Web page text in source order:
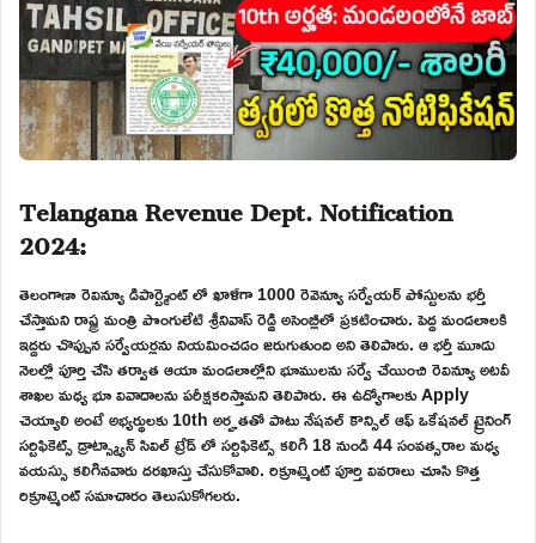
Telangana Revenue Dept. Notification
2024:
తెలంగాణా రెవిన్యూ డిపార్ట్మెంట్ లో ఖాళీగా 1000 రెవెన్యూ సర్వేయర్ పోస్టులను భర్తీ
చేస్తామని రాష్ట్ర మంత్రి పొంగులేటి శ్రీనివాస్ రెడ్డి అసెంబ్లీలో ప్రకటించారు. పెద్ద మండలాలకి
ఇద్దరు చొప్పున సర్వేయర్లను నియమించడం జరుగుతుంది అని తెలిపారు. ఆ భర్తీ మూడు
నెలల్లో పూర్తి చేసి తర్వాత ఆయా మండలాల్లోని భూములను సర్వే చేయించి రెవిన్యూ అటవీ
శాఖల మధ్య భూ వివాదాలను పరీక్షకరిస్తామని తెలిపారు. ఈ ఉద్యోగాలకు Apply
చెయ్యాలి అంటే అభ్యర్థులకు 10th అర్హతతో పాటు నేషనల్ కౌన్సిల్ ఆఫ్ ఒకేషనల్ ట్రైనింగ్
సర్టిఫికెట్స్ డ్రాట్స్మ్యాన్ సివిల్ ట్రేడ్ లో సర్టిఫికెట్స్ కలిగి 18 నుండి 44 సంవత్సరాల మధ్య
వయస్సు కలిగినవారు దరఖాస్తు చేసుకోవాలి. రిక్రూట్మెంట్ పూర్తి వివరాలు చూసి కొత్త
రిక్రూట్మెంట్ సమాచారం తెలుసుకోగలరు.